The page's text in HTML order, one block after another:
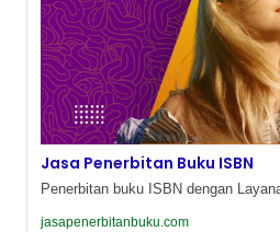
Jasa Penerbitan Buku ISBN
Penerbitan buku ISBN dengan
jasapenerbitanbuku.com